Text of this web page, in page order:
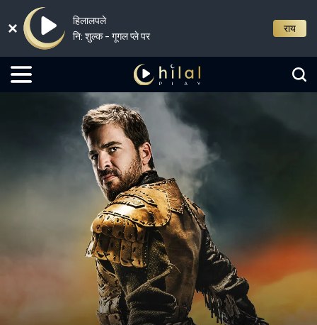
हिलालपले
नि: शुल्क - गूगल प्ले पर
राय